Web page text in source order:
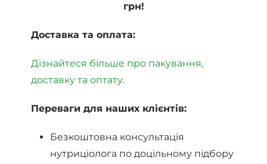
грн!
Доставка та оплата:
Дізнайтеся більше про пакування,
доставку та оптату.
Переваги для наших клієнтів:
Безкоштовна консультація
нутриціолога по доцільному підбору